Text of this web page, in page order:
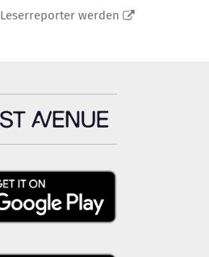
Leserreporter werden